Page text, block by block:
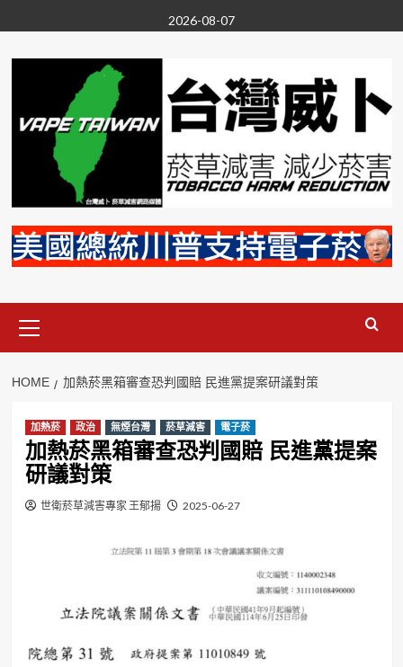
to
content
2026-08-07
Menu
HOME 加熱菸黑箱審查恐判國賠 民進黨提案研議對策
加熱菸 政治 無煙台灣 菸草減害 電子菸
加熱菸黑箱審查恐判國賠 民進黨提案
研議對策
世衛菸草減害專家 王郁揚 2025-06-27